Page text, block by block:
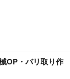
OP・バリ取り作